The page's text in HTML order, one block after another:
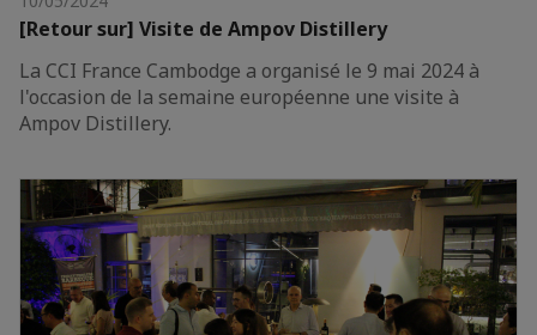
[Retour sur] Visite de Ampov Distillery
La CCI France Cambodge a organisé le 9 mai 2024 à
l'occasion de la semaine européenne une visite à
Ampov Distillery.